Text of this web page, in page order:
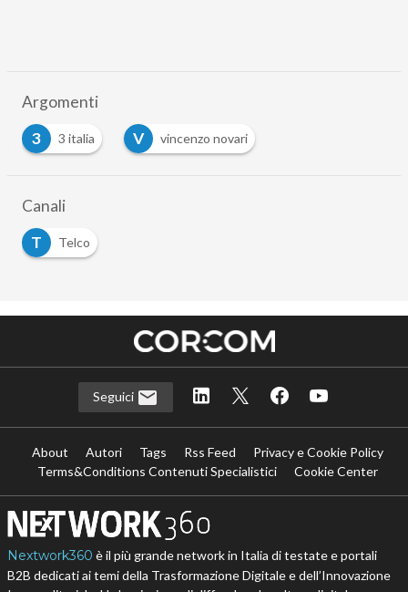
Argomenti
3
3 italia V vincenzo novari
Canali
T
Telco
Seguici
About Autori Tags Rss Feed
Privacy e Cookie Policy
Terms&Conditions Contenuti Specialistici
Cookie Center
Nextwork360 è il più grande network in Italia di testate e portali
B2B dedicati ai temi della Trasformazione Digitale e dell’Innovazione